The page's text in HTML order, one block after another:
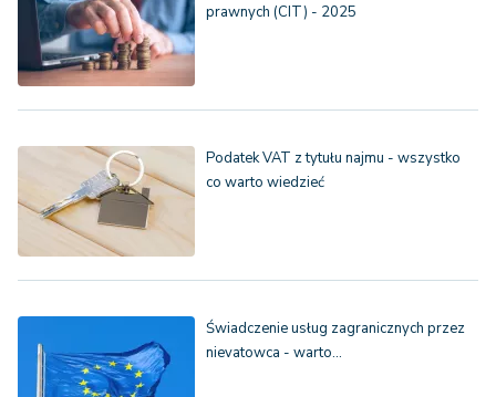
prawnych (CIT) - 2025
Podatek VAT z tytułu najmu - wszystko
co warto wiedzieć
Świadczenie usług zagranicznych przez
nievatowca - warto…